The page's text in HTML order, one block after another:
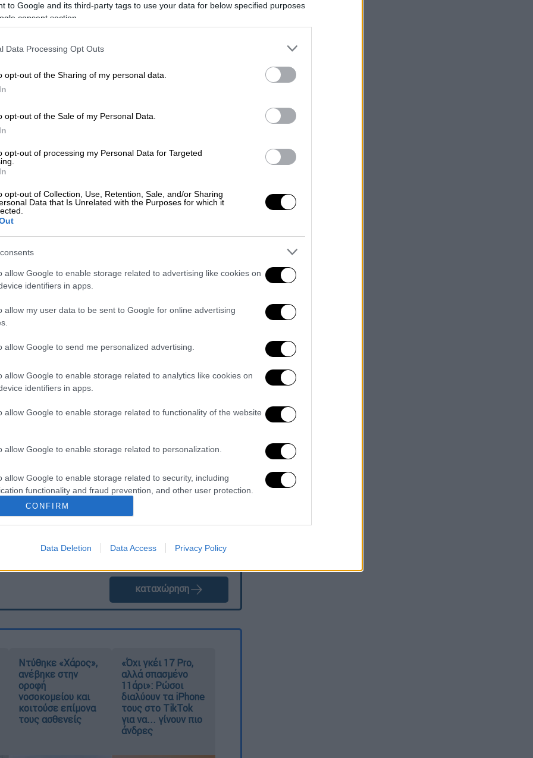
to Google and its third-party tags to use your data for below specified purposes
consent section.
Data Processing Opt Outs
opt-out of the Sharing of my personal data.
opt-out of the Sale of my Personal Data.
opt-out of processing my Personal Data for Targeted
opt-out of Collection, Use, Retention, Sale, and/or Sharing
Data that Is Unrelated with the Purposes for which it
allow Google to enable storage related to advertising like cookies on
identifiers in apps.
allow my user data to be sent to Google for online advertising
allow Google to send me personalized advertising.
allow Google to enable storage related to analytics like cookies on
identifiers in apps.
allow Google to enable storage related to functionality of the website
allow Google to enable storage related to personalization.
allow Google to enable storage related to security, including
functionality and fraud prevention, and other user protection.
CONFIRM
Data Deletion Data Access Privacy Policy
το ΕΘΝΟΣ στη Google
Νεάπολη
Σύμφωνα με την Αστυνομία, ο
, όταν οι διασώστες έσπευσαν να τον
και επιτέθηκε σε
που παρασύρθηκε από
της Ομάδας ΔΙ.ΑΣ
βλάβη και απειλή.
ΕΘΝΟΣ θα παρεμβαίνει και τα προσβλητικά σχόλια θα
καταχώρηση
Ντύθηκε «Χάρος»,
ανέβηκε στην
οροφή
νοσοκομείου και
κοιτούσε επίμονα
τους ασθενείς
«Όχι γκέι 17 Pro,
αλλά σπασμένο
11άρι»: Ρώσοι
διαλύουν τα iPhone
τους στο TikTok
για να... γίνουν πιο
άνδρες